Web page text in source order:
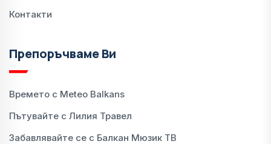
Контакти
Препоръчваме Ви
Времето с Meteo Balkans
Пътувайте с Лилия Травел
Забавлявайте се с Балкан Мюзик ТВ